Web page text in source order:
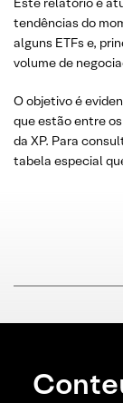
tendências do
alguns ETFs e,
volume de
O objetivo é
que estão entre
da XP. Para
tabela especial